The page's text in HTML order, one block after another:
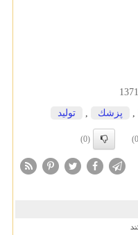
1371
پزشك تولید
(0)